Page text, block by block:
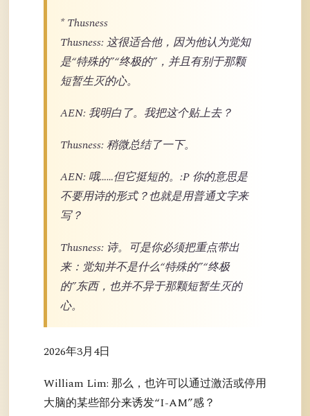
* Thusness
Thusness: 这很适合他，因为他认为觉知
是“特殊的”“终极的”，并且有别于那颗
短暂生灭的心。
AEN: 我明白了。我把这个贴上去？
Thusness: 稍微总结了一下。
AEN: 哦……但它挺短的。:P 你的意思是
不要用诗的形式？也就是用普通文字来
写？
Thusness: 诗。可是你必须把重点带出
来：觉知并不是什么“特殊的”“终极
的”东西，也并不异于那颗短暂生灭的
心。
2026年3月4日
William Lim: 那么，也许可以通过激活或停用
大脑的某些部分来诱发“I-AM”感？